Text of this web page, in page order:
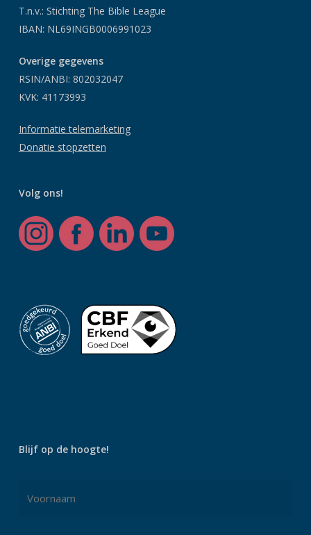
T.n.v.: Stichting The Bible League
IBAN: NL69INGB0006991023
Overige gegevens
RSIN/ANBI: 802032047
KVK: 41173993
Informatie telemarketing
Donatie stopzetten
Volg ons!
Blijf op de hoogte!